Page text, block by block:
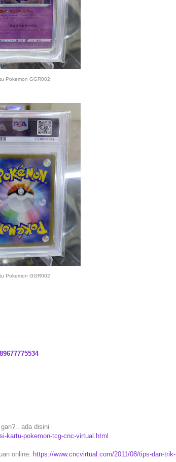
Pokemon GGR002
Pokemon GGR002
ada disini
kartu-pokemon-tcg-cnc-virtual.html
online: https://www.cncvirtual.com/2011/08/tips-dan-trik-